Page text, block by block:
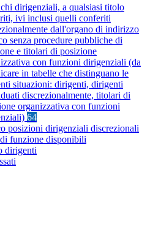
dirigenziali, a qualsiasi titolo
ivi inclusi quelli conferiti
dall'organo di indirizzo
senza procedure pubbliche di
e titolari di posizione
con funzioni dirigenziali (da
in tabelle che distinguano le
situazioni: dirigenti, dirigenti
discrezionalmente, titolari di
organizzativa con funzioni
64
posizioni dirigenziali discrezionali
funzione disponibili
dirigenti